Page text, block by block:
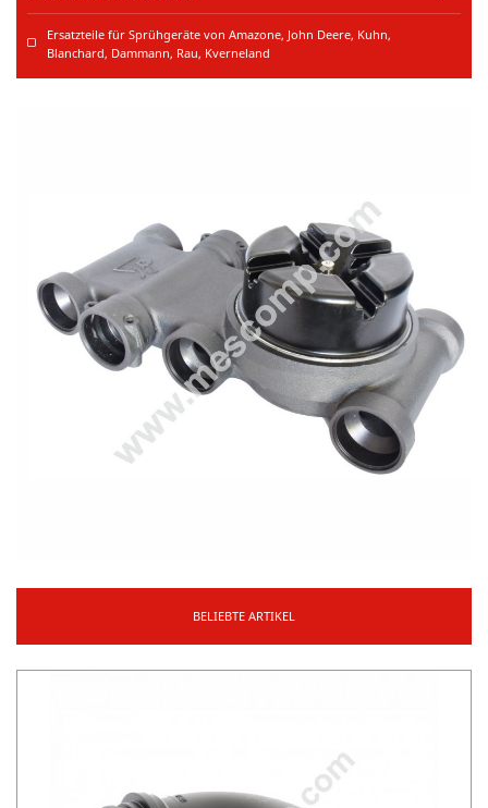
Ersatzteile für Sprühgeräte von Amazone, John Deere, Kuhn,
Blanchard, Dammann, Rau, Kverneland
BELIEBTE ARTIKEL